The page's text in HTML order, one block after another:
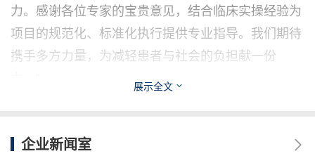
力。感谢各位专家的宝贵意见，结合临床实操经验为
项目的规范化、标准化执行提供专业指导。我们期待
携手多方力量，为减轻患者与社会的负担献一份
绿叶制药集团始终围绕中枢神经系统治疗领域，持续
展示全文
企业新闻室